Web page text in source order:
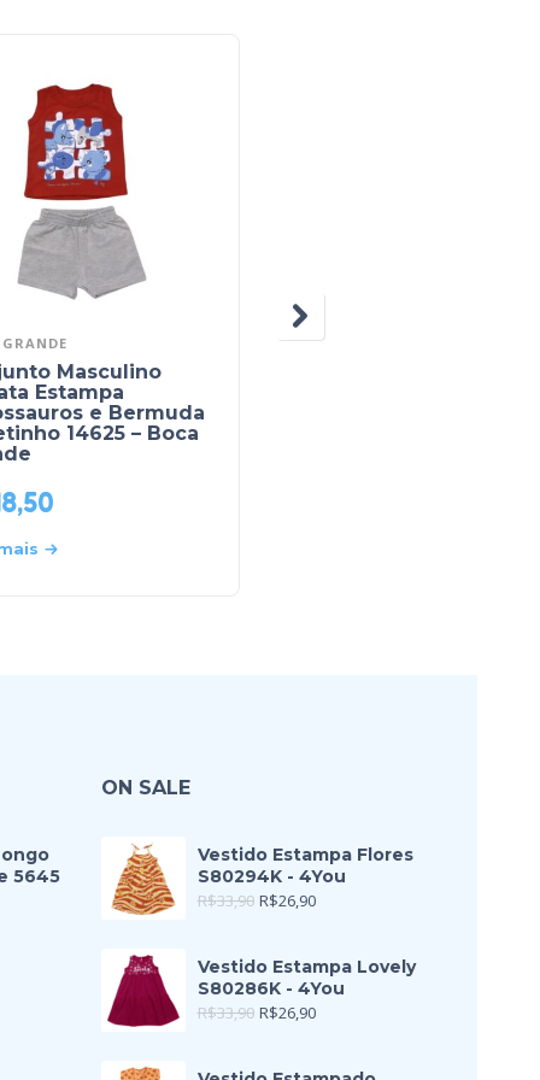
Masculino
Estampa
e Bermuda
14625 – Boca
DNM
5645
ON SALE
Vestido Estampa Flores
S80294K - 4You
R$33,90 R$26,90
Vestido Estampa Lovely
S80286K - 4You
R$33,90 R$26,90